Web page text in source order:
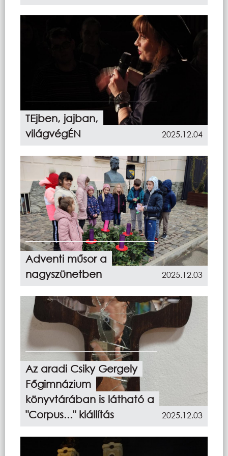
TEjben, jajban,
világvégÉN
2025.12.04
Adventi műsor a
nagyszünetben
2025.12.03
Az aradi Csiky Gergely
Főgimnázium
könyvtárában is látható a
"Corpus..." kiállítás
2025.12.03